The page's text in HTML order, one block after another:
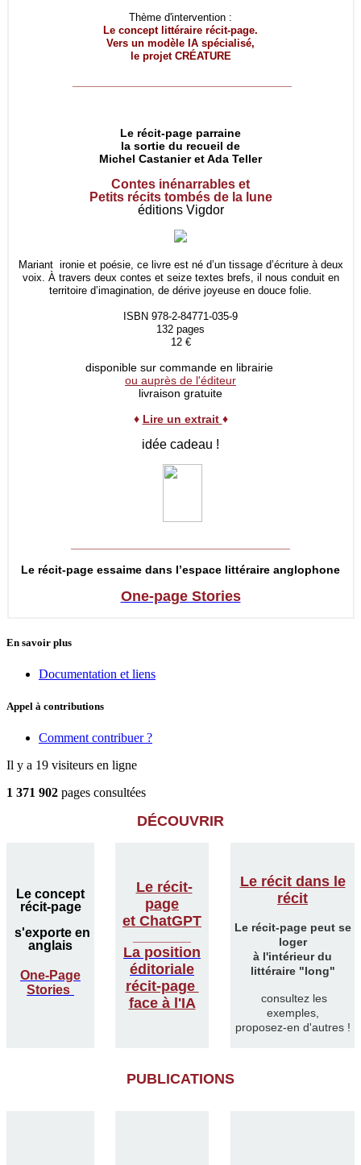
Thème d'intervention :
Le concept littéraire récit-page.
Vers un modèle IA spécialisé,
le projet CRÉATURE
Le récit-page parraine
la sortie du recueil de
Michel Castanier et Ada Teller
Contes inénarrables et
Petits récits tombés de la lune
éditions Vigdor
Mariant ironie et poésie, ce livre est né d’un tissage d’écriture à deux
voix. À travers deux contes et seize textes brefs, il nous conduit en
territoire d’imagination, de dérive joyeuse en douce folie.
ISBN 978-2-84771-035-9
132 pages
12 €
disponible sur commande en librairie
ou auprès de l'éditeur
livraison gratuite
♦ Lire un extrait ♦
idée cadeau !
Le récit-page essaime dans l’espace littéraire anglophone
One-page Stories
En savoir plus
Documentation et liens
Appel à contributions
Comment contribuer ?
Il y a 19 visiteurs en ligne
1 371 902 pages consultées
DÉCOUVRIR
Le concept
récit-page
s'exporte en
anglais
One-Page
Stories
Le récit-
page
et ChatGPT
La position
éditoriale
récit-page
face à l'IA
Le récit dans le
récit
Le récit-page peut se
loger
à l'intérieur du
littéraire "long"
consultez les
exemples,
proposez-en d'autres !
PUBLICATIONS